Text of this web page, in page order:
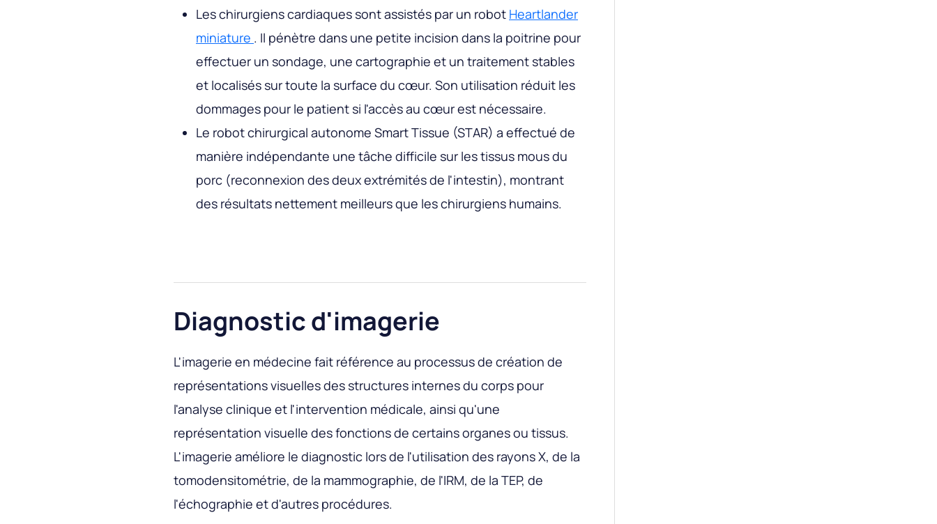
Les chirurgiens cardiaques sont assistés par un robot Heartlander
miniature . Il pénètre dans une petite incision dans la poitrine pour
effectuer un sondage, une cartographie et un traitement stables
et localisés sur toute la surface du cœur. Son utilisation réduit les
dommages pour le patient si l'accès au cœur est nécessaire.
Le robot chirurgical autonome Smart Tissue (STAR) a effectué de
manière indépendante une tâche difficile sur les tissus mous du
porc (reconnexion des deux extrémités de l'intestin), montrant
des résultats nettement meilleurs que les chirurgiens humains.
Diagnostic d'imagerie
L'imagerie en médecine fait référence au processus de création de
représentations visuelles des structures internes du corps pour
l'analyse clinique et l'intervention médicale, ainsi qu'une
représentation visuelle des fonctions de certains organes ou tissus.
L'imagerie améliore le diagnostic lors de l'utilisation des rayons X, de la
tomodensitométrie, de la mammographie, de l'IRM, de la TEP, de
l'échographie et d'autres procédures.